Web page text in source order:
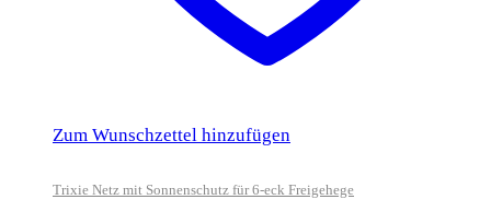
Zum Wunschzettel hinzufügen
Trixie Netz mit Sonnenschutz für 6-eck Freigehege